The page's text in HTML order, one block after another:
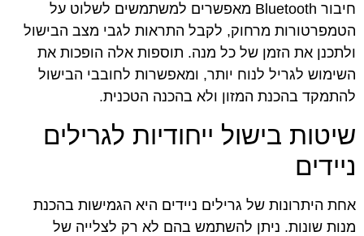
חיבור Bluetooth מאפשרים למשתמשים לשלוט על
הטמפרטורות מרחוק, לקבל התראות לגבי מצב הבישול
ולתכנן את הזמן של כל מנה. תוספות אלה הופכות את
השימוש לגריל לנוח יותר, ומאפשרות לחובבי הבישול
להתמקד בהכנת המזון ולא בהכנה הטכנית.
שיטות בישול ייחודיות לגרילים
ניידים
אחת היתרונות של גרילים ניידים היא הגמישות בהכנת
מנות שונות. ניתן להשתמש בהם לא רק לצלייה של